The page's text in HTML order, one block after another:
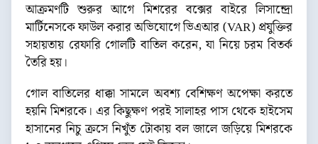
আক্রমণটি শুরুর আগে মিশরের বক্সের বাইরে লিসান্দ্রো
মার্টিনেসকে ফাউল করার অভিযোগে ভিএআর (VAR) প্রযুক্তির
সহায়তায় রেফারি গোলটি বাতিল করেন, যা নিয়ে চরম বিতর্ক
তৈরি হয়।
গোল বাতিলের ধাক্কা সামলে অবশ্য বেশিক্ষণ অপেক্ষা করতে
হয়নি মিশরকে। এর কিছুক্ষণ পরই সালাহর পাস থেকে হাইসেম
হাসানের নিচু ক্রসে নিখুঁত টোকায় বল জালে জড়িয়ে মিশরকে